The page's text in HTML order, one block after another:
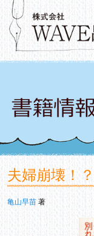
夫婦崩壊！？
亀山早苗 著